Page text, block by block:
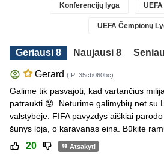
Konferencijų lyga
UEFA Čempionų
Geriausi 8 Naujausi 8
Gerard (IP: 35cb060bc)
Galime tik pasvajoti, kad vartančius
patraukti 😟. Neturime galimybių net su
valstybėje. FIFA pavyzdys aiškiai
šunys loja, o karavanas eina. Būkite
20 Atsakyti